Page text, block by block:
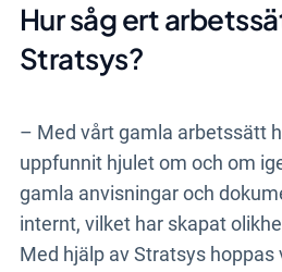
Hur såg ert
Stratsys?
– Med vårt gamla arbetssätt
uppfunnit hjulet om och om
gamla anvisningar och
internt, vilket har skapat
Med hjälp av Stratsys hoppas